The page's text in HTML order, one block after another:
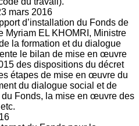
mars 2016
d’installation du Fonds de
Myriam EL KHOMRI, Ministre
la formation et du dialogue
le bilan de mise en œuvre
des dispositions du décret
étapes de mise en œuvre du
du dialogue social et de
du Fonds, la mise en œuvre des